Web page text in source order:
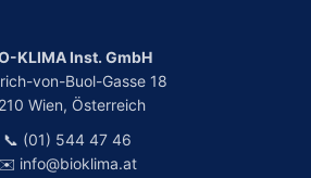
KLIMA Inst. GmbH
von-Buol-Gasse 18
Wien, Österreich
📞 (01) 544 47 46
✉️ info@bioklima.at